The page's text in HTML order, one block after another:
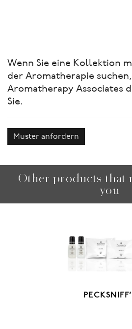
Wenn Sie eine Kollektion
der Aromatherapie
Aromatherapy Associates
Sie.
Muster anfordern
Other products that
you